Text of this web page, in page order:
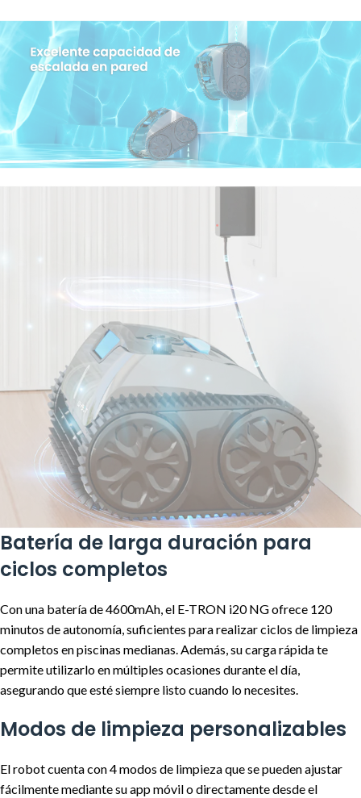
Batería de larga duración para
ciclos completos
Con una batería de 4600mAh, el E-TRON i20 NG ofrece 120
minutos de autonomía, suficientes para realizar ciclos de limpieza
completos en piscinas medianas. Además, su carga rápida te
permite utilizarlo en múltiples ocasiones durante el día,
asegurando que esté siempre listo cuando lo necesites.
Modos de limpieza personalizables
El robot cuenta con 4 modos de limpieza que se pueden ajustar
fácilmente mediante su app móvil o directamente desde el